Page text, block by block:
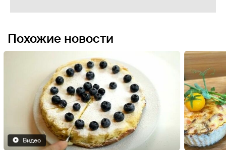
Похожие новости